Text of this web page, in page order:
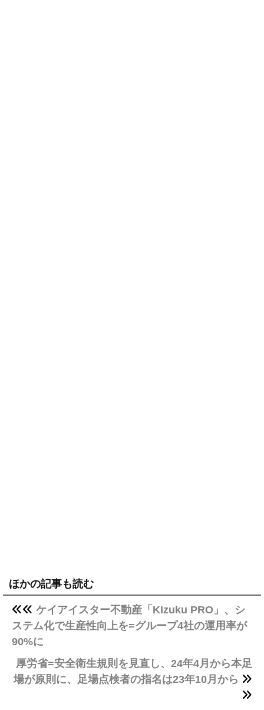
ほかの記事も読む
ケイアイスター不動産「KIzuku PRO」、シ
ステム化で生産性向上を=グループ4社の運用率が
90%に
厚労省=安全衛生規則を見直し、24年4月から本足
場が原則に、足場点検者の指名は23年10月から